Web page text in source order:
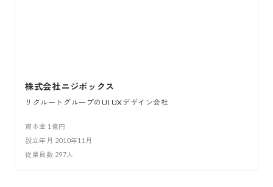
株式会社ニジボックス
リクルートグループのUI UXデザイン会社
資本金 1億円
設立年月 2010年11月
従業員数 297人